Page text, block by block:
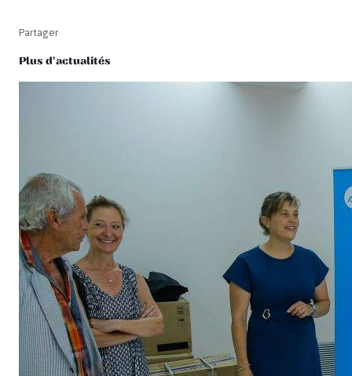
Partager
Plus d'actualités